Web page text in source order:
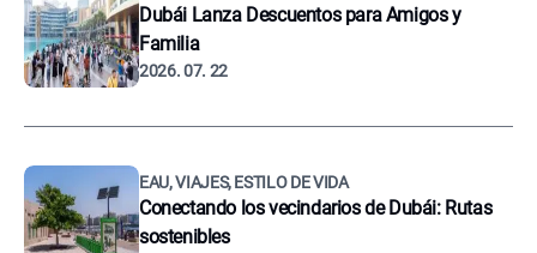
Dubái Lanza Descuentos para Amigos y
Familia
2026. 07. 22
EAU, VIAJES, ESTILO DE VIDA
Conectando los vecindarios de Dubái: Rutas
sostenibles